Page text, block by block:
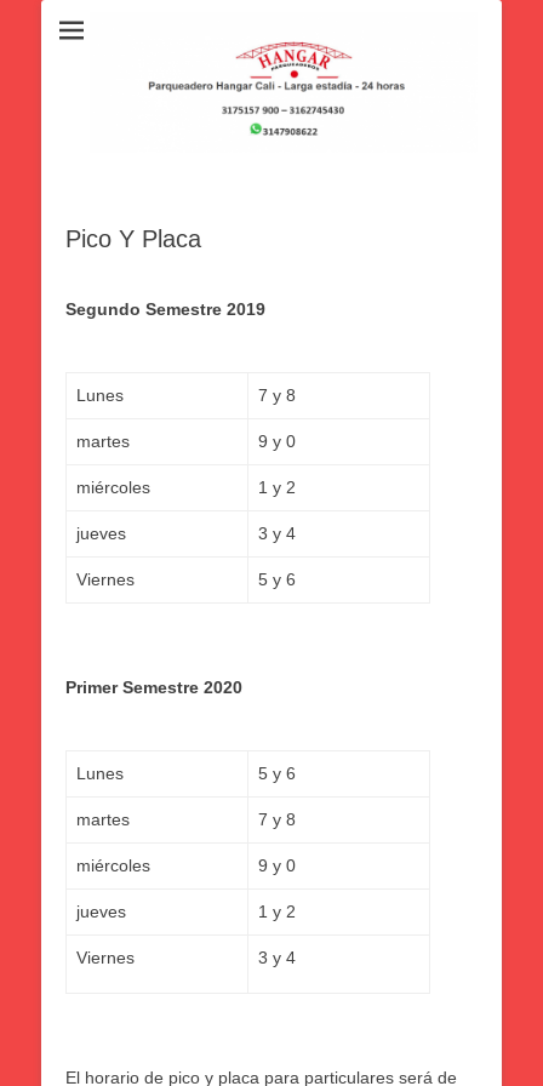
Pico Y Placa
Segundo Semestre 2019
Lunes 7 y 8
martes 9 y 0
miércoles 1 y 2
jueves 3 y 4
Viernes 5 y 6
Primer Semestre 2020
Lunes 5 y 6
martes 7 y 8
miércoles 9 y 0
jueves 1 y 2
Viernes 3 y 4
El horario de pico y placa para particulares será de